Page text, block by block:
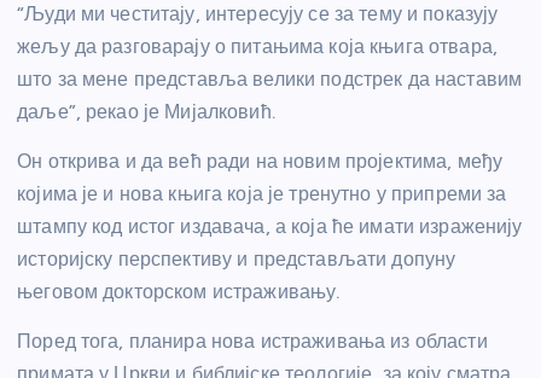
“Људи ми честитају, интересују се за тему и показују
жељу да разговарају о питањима која књига отвара,
што за мене представља велики подстрек да наставим
даље”, рекао је Мијалковић.
Он открива и да већ ради на новим пројектима, међу
којима је и нова књига која је тренутно у припреми за
штампу код истог издавача, а која ће имати израженију
историјску перспективу и представљати допуну
његовом докторском истраживању.
Поред тога, планира нова истраживања из области